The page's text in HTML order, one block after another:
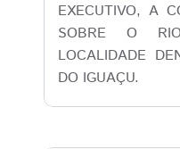
EXECUTIVO, A
SOBRE O
LOCALIDADE
DO IGUAÇU.